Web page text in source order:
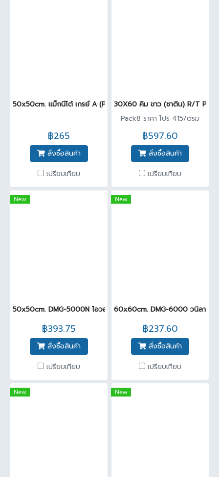
50x50cm. แม็กนีโต้ เกรย์ A (Pack4)
฿265
สั่งซื้อสินค้า
เปรียบเทียบ
30X60 คิม ขาว (ซาติน) R/T PM
Pack8 ราคา โปร 415/ตรม
฿597.60
สั่งซื้อสินค้า
เปรียบเทียบ
New
50x50cm. DMG-5000N ไอวอรี่ นาโน A (Pack 7)
฿393.75
สั่งซื้อสินค้า
เปรียบเทียบ
New
60x60cm. DMG-6000 วนิลา นา
฿237.60
สั่งซื้อสินค้า
เปรียบเทียบ
New New